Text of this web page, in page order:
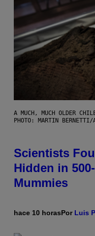
A MUCH, MUCH OLDER
PHOTO: MARTIN
Scientists
Hidden in
Mummies
hace 10 horasPor Luis